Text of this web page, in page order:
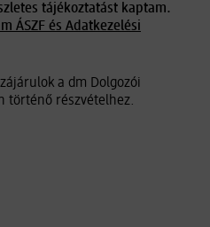
tájékoztatást kaptam.
ÁSZF és Adatkezelési
a dm Dolgozói
történő részvételhez.